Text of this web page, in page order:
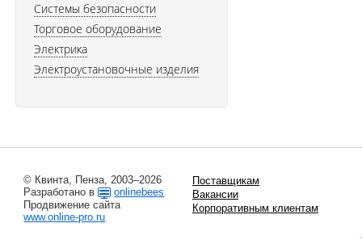
Системы безопасности
Торговое оборудование
Электрика
Электроустановочные изделия
© Квинта, Пенза, 2003–2026
Разработано в
onlinebees
Продвижение сайта
www.online-pro.ru
Поставщикам
Вакансии
Корпоративным клиентам